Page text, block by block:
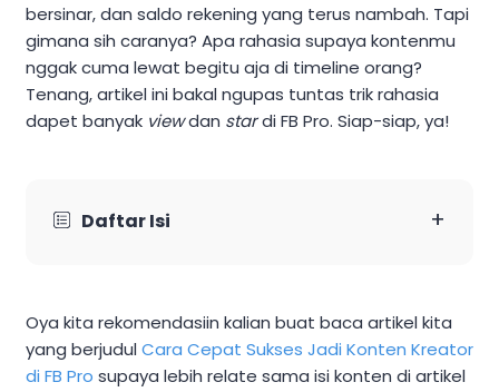
bersinar, dan saldo rekening yang terus nambah. Tapi
gimana sih caranya? Apa rahasia supaya kontenmu
nggak cuma lewat begitu aja di timeline orang?
Tenang, artikel ini bakal ngupas tuntas trik rahasia
dapet banyak viewdan stardi FB Pro. Siap-siap, ya!
Daftar Isi +
Oya kita rekomendasiin kalian buat baca artikel kita
yang berjudulCara Cepat Sukses Jadi Konten Kreator
di FB Pro supaya lebih relate sama isi konten di artikel